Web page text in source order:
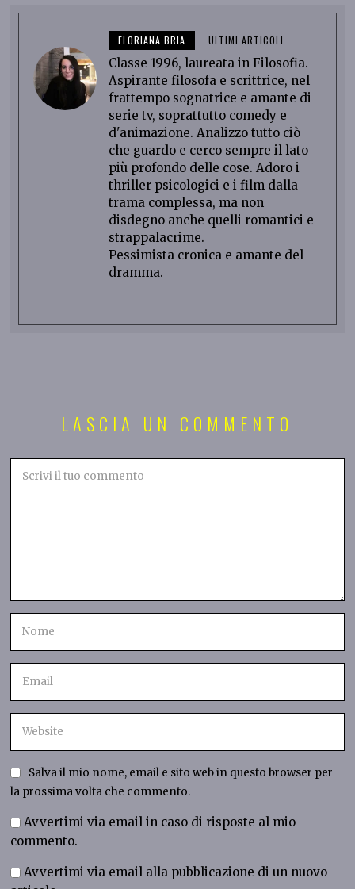
FLORIANA BRIA ULTIMI ARTICOLI
Classe 1996, laureata in Filosofia.
Aspirante filosofa e scrittrice, nel
frattempo sognatrice e amante di
serie tv, soprattutto comedy e
d'animazione. Analizzo tutto ciò
che guardo e cerco sempre il lato
più profondo delle cose. Adoro i
thriller psicologici e i film dalla
trama complessa, ma non
disdegno anche quelli romantici e
strappalacrime.
Pessimista cronica e amante del
dramma.
LASCIA UN COMMENTO
Salva il mio nome, email e sito web in questo browser per
la prossima volta che commento.
Avvertimi via email in caso di risposte al mio
commento.
Avvertimi via email alla pubblicazione di un nuovo